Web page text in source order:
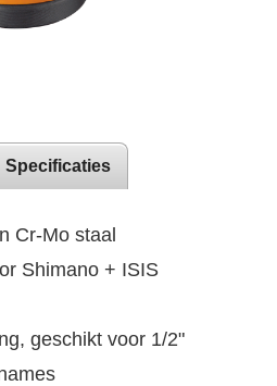
Specificaties
Cr-Mo staal
Shimano + ISIS
geschikt voor 1/2"